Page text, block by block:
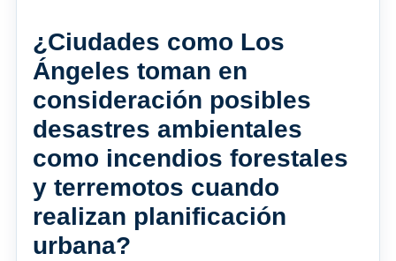
¿Ciudades como Los
Ángeles toman en
consideración posibles
desastres ambientales
como incendios forestales
y terremotos cuando
realizan planificación
urbana?